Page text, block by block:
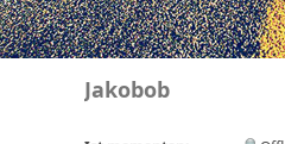
Jakobob